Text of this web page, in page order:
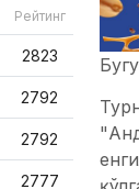
Рейтинг
2823
2792
2792
2777